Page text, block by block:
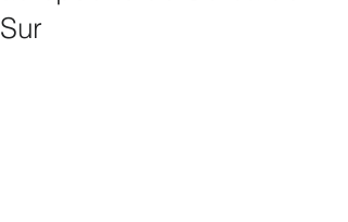
Sur